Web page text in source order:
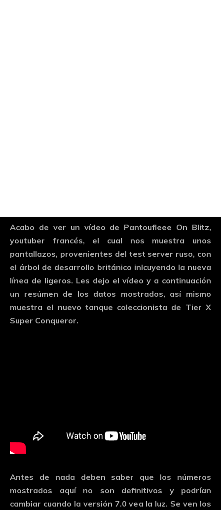
Acabo de ver un vídeo de Pantoufleee On Blitz,
youtuber francés, el cual nos muestra unos
pantallazos, provenientes del test server ruso, con
el árbol de desarrollo británico inlcuyendo la nueva
línea de ligeros. Les dejo el vídeo y a continuación
un resúmen de los datos mostrados, así mismo
muestra el nuevo tanque coleccionista de Tier X
Super Conqueror.
Antes de nada deben saber que los números
mostrados aquí no son definitivos y podrían
cambiar cuando la versión 7.0 vea la luz. Se ven los